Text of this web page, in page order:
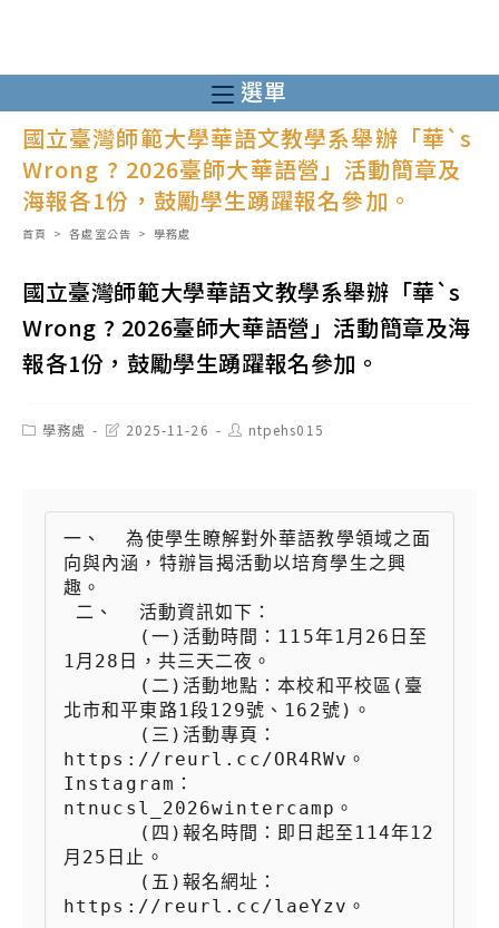
至
主
內
選單
國立臺灣師範大學華語文教學系舉辦「華`s
Wrong ? 2026臺師大華語營」活動簡章及
海報各1份，鼓勵學生踴躍報名參加。
首頁 > 各處室公告 > 學務處
國立臺灣師範大學華語文教學系舉辦「華`s
Wrong ? 2026臺師大華語營」活動簡章及海
報各1份，鼓勵學生踴躍報名參加。
Post學務處
Post2025-11-26
Post
author:
ntpehs015
一、  為使學生瞭解對外華語教學領域之面
向與內涵，特辦旨揭活動以培育學生之興
趣。
1月28日，共三天二夜。
北市和平東路1段129號、162號)。
https://reurl.cc/OR4RWv。
Instagram：
ntnucsl_2026wintercamp。
月25日止。